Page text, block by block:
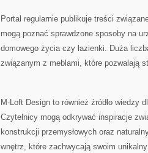
Portal regularnie publikuje treści
mogą poznać sprawdzone sposoby na
domowego życia czy łazienki. Duża
związanym z meblami, które pozwalają
M-Loft Design to również źródło wiedzy
Czytelnicy mogą odkrywać inspiracje
konstrukcji przemysłowych oraz
wnętrz, które zachwycają swoim